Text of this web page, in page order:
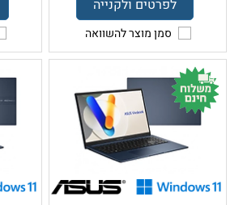
לפרטים ולקנייה
סמן מוצר להשוואה